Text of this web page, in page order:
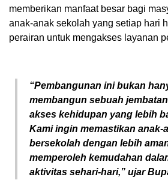
memberikan manfaat besar bagi
anak-anak sekolah yang setiap hari
perairan untuk mengakses layanan
“Pembangunan ini bukan
membangun sebuah
akses kehidupan yang lebih
Kami ingin memastikan anak-
bersekolah dengan lebih
memperoleh kemudahan
aktivitas sehari-hari,” ujar